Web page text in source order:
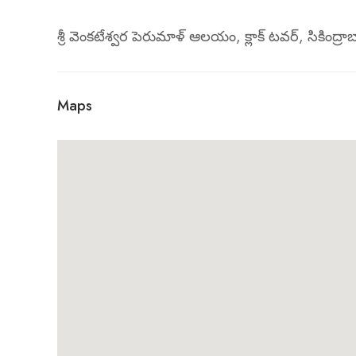
శ్రీ వెంకటేశ్వర పెరుమాళ్ ఆలయం, క్లాక్ టవర్,
Maps